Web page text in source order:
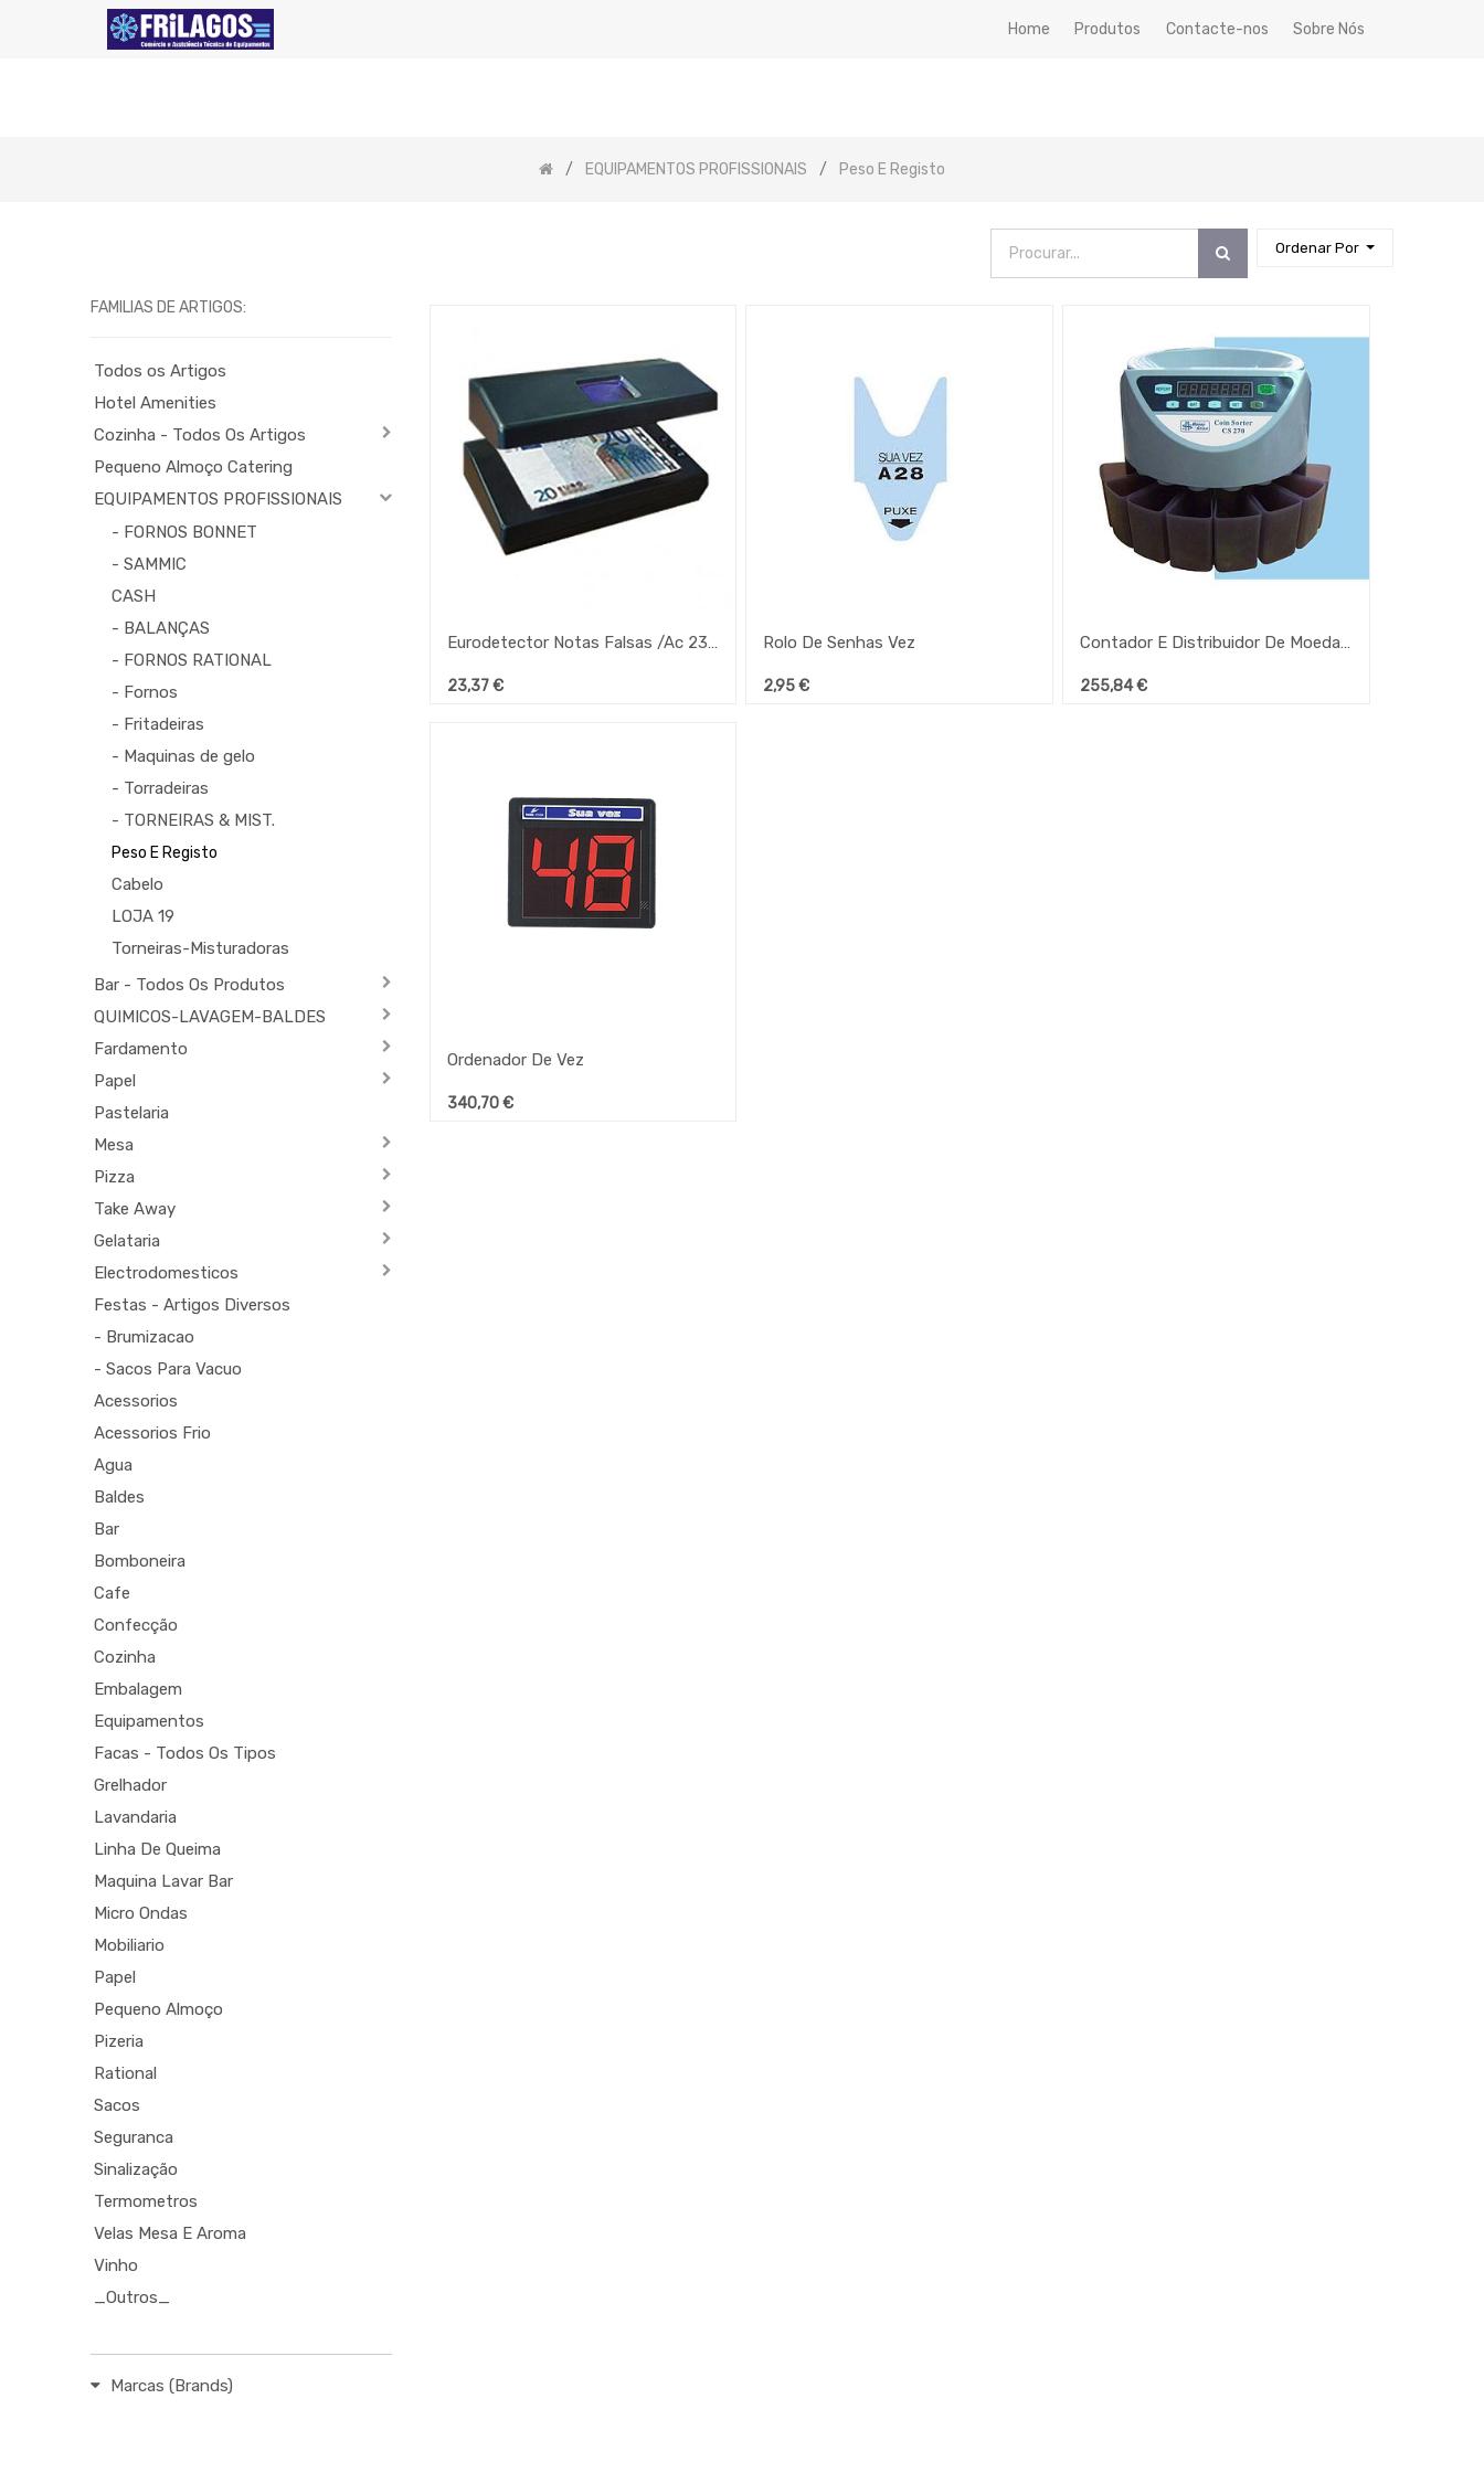
Home Produtos Contacte-nos Sobre Nós
EQUIPAMENTOS PROFISSIONAIS Peso E Registo
Ordenar Por
FAMILIAS DE ARTIGOS:
Todos os Artigos
Hotel Amenities
Cozinha - Todos Os Artigos
Pequeno Almoço Catering
EQUIPAMENTOS PROFISSIONAIS
- FORNOS BONNET
- SAMMIC
CASH
- BALANÇAS
- FORNOS RATIONAL
- Fornos
- Fritadeiras
- Maquinas de gelo
- Torradeiras
- TORNEIRAS & MIST.
Peso E Registo
Cabelo
LOJA 19
Torneiras-Misturadoras
Bar - Todos Os Produtos
QUIMICOS-LAVAGEM-BALDES
Fardamento
Papel
Pastelaria
Mesa
Pizza
Take Away
Gelataria
Electrodomesticos
Festas - Artigos Diversos
- Brumizacao
- Sacos Para Vacuo
Acessorios
Acessorios Frio
Agua
Baldes
Bar
Bomboneira
Cafe
Confecção
Cozinha
Embalagem
Equipamentos
Facas - Todos Os Tipos
Grelhador
Lavandaria
Linha De Queima
Maquina Lavar Bar
Micro Ondas
Mobiliario
Papel
Pequeno Almoço
Pizeria
Rational
Sacos
Seguranca
Sinalização
Termometros
Velas Mesa E Aroma
Vinho
_Outros_
Marcas (Brands)
Eurodetector Notas Falsas /Ac 230V 21,5X11,5 Cm
23,37€
Rolo De Senhas Vez
2,95€
Contador E Distribuidor De Moedas Cs-270
255,84€
Ordenador De Vez
340,70€